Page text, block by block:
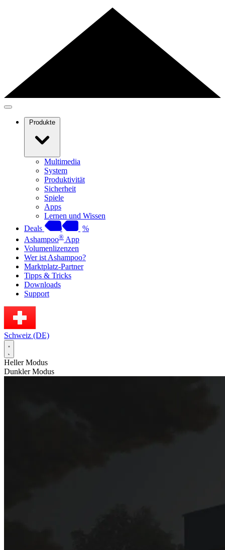
Produkte
Multimedia
System
Produktivität
Sicherheit
Spiele
Apps
Lernen und Wissen
Deals
%
Ashampoo® App
Volumenlizenzen
Wer ist Ashampoo?
Marktplatz-Partner
Tipps & Tricks
Downloads
Support
Schweiz (DE)
Heller Modus
Dunkler Modus